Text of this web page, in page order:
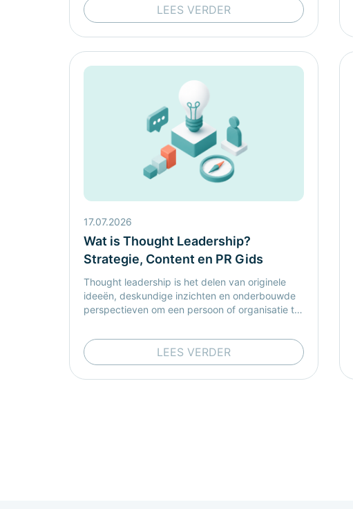
LEES VERDER
17.07.2026
Wat is Thought Leadership?
Strategie, Content en PR Gids
Thought leadership is het delen van originele
ideeën, deskundige inzichten en onderbouwde
perspectieven om een persoon of organisatie te
binnen een specifieke sector.
LEES VERDER